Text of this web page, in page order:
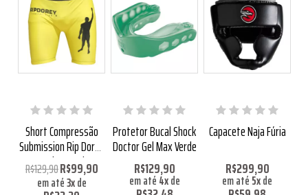
Short Compressão
Submission Rip Dorey
No Gi Amarelo
R$129,90R$99,90
em até3xde
Protetor Bucal Shock
Doctor Gel Max Verde
R$129,90
em até4xde
Capacete Naja Fúria
R$299,90
em até5xde